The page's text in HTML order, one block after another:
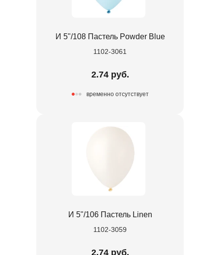
И 5"/108 Пастель Powder Blue
1102-3061
2.74 руб.
временно отсутствует
И 5"/106 Пастель Linen
1102-3059
2.74 руб.